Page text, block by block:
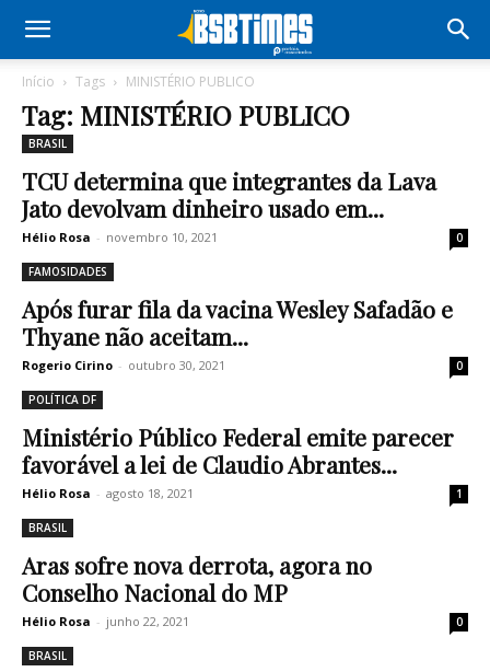
Início Tags MINISTÉRIO PUBLICO
Tag: MINISTÉRIO PUBLICO
BRASIL
TCU determina que integrantes da Lava
Jato devolvam dinheiro usado em...
Hélio Rosa - novembro 10, 2021 0
FAMOSIDADES
Após furar fila da vacina Wesley Safadão e
Thyane não aceitam...
Rogerio Cirino - outubro 30, 2021 0
POLÍTICA DF
Ministério Público Federal emite parecer
favorável a lei de Claudio Abrantes...
Hélio Rosa - agosto 18, 2021 1
BRASIL
Aras sofre nova derrota, agora no
Conselho Nacional do MP
Hélio Rosa - junho 22, 2021 0
BRASIL